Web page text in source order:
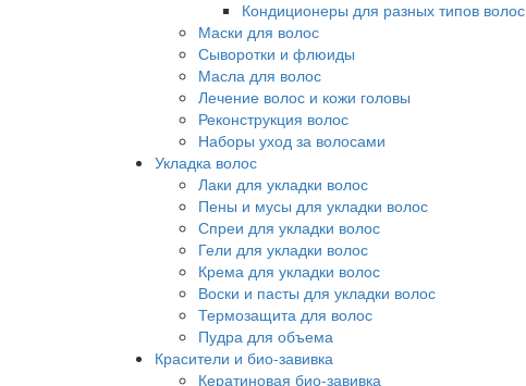
Кондиционеры для разных типов волос
Маски для волос
Сыворотки и флюиды
Масла для волос
Лечение волос и кожи головы
Реконструкция волос
Наборы уход за волосами
Укладка волос
Лаки для укладки волос
Пены и мусы для укладки волос
Спреи для укладки волос
Гели для укладки волос
Крема для укладки волос
Воски и пасты для укладки волос
Термозащита для волос
Пудра для объема
Красители и био-завивка
Кератиновая био-завивка